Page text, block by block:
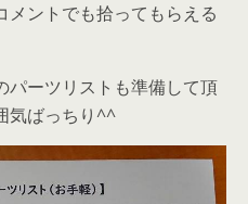
ントでも拾ってもらえる
パーツリストも準備して頂
気ばっちり^^